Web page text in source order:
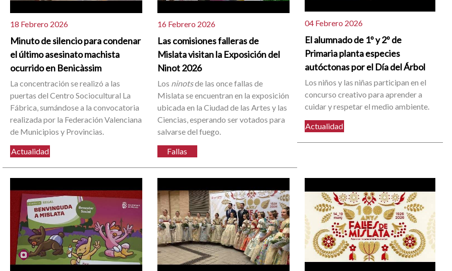
18 Febrero 2026
Minuto de silencio para condenar
el último asesinato machista
ocurrido en Benicàssim
La concentración se realizó a las
puertas del Centro Sociocultural La
Fábrica, sumándose a la convocatoria
realizada por la Federación Valenciana
de Municipios y Provincias.
Actualidad
16 Febrero 2026
Las comisiones falleras de
Mislata visitan la Exposición del
Ninot 2026
Los ninotsde las once fallas de
Mislata se encuentran en la exposición
ubicada en la Ciudad de las Artes y las
Ciencias, esperando ser votados para
salvarse del fuego.
Fallas
04 Febrero 2026
El alumnado de 1º y 2º de
Primaria planta especies
autóctonas por el Día del Árbol
Los niños y las niñas participan en el
concurso creativo para aprender a
cuidar y respetar el medio ambiente.
Actualidad